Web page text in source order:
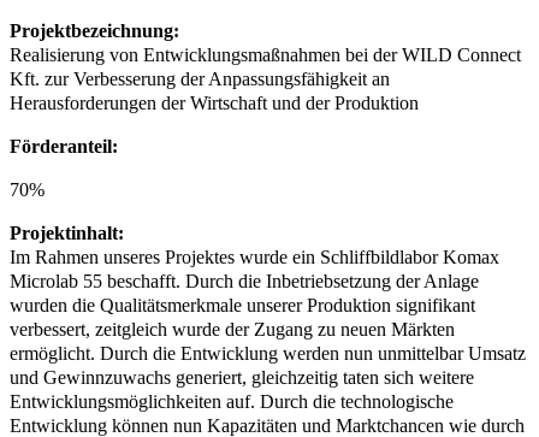
Projektbezeichnung:
Realisierung von Entwicklungsmaßnahmen bei der WILD Connect
Kft. zur Verbesserung der Anpassungsfähigkeit an
Herausforderungen der Wirtschaft und der Produktion
Förderanteil:
70%
Projektinhalt:
Im Rahmen unseres Projektes wurde ein Schliffbildlabor Komax
Microlab 55 beschafft. Durch die Inbetriebsetzung der Anlage
wurden die Qualitätsmerkmale unserer Produktion signifikant
verbessert, zeitgleich wurde der Zugang zu neuen Märkten
ermöglicht. Durch die Entwicklung werden nun unmittelbar Umsatz
und Gewinnzuwachs generiert, gleichzeitig taten sich weitere
Entwicklungsmöglichkeiten auf. Durch die technologische
Entwicklung können nun Kapazitäten und Marktchancen wie durch